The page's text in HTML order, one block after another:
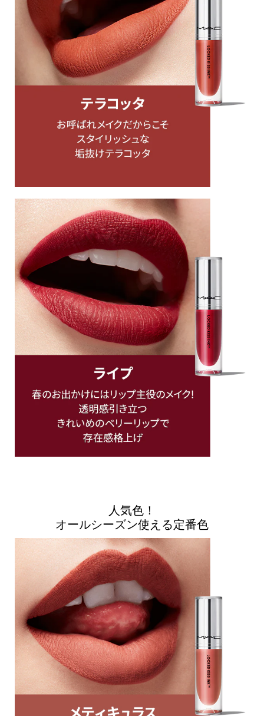
人気色！
オールシーズン使える定番色